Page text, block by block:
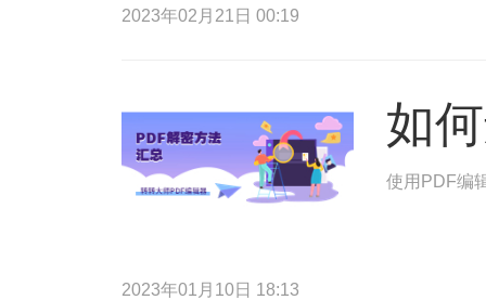
2023年02月21日 00:19
如
使用PDF编
2023年01月10日 18:13